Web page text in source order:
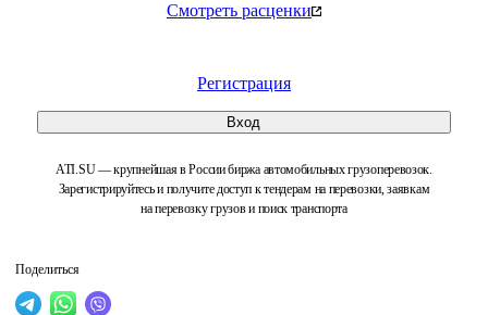
Смотреть расценки
Регистрация
Вход
ATI.SU — крупнейшая в России биржа автомобильных грузоперевозок.
Зарегистрируйтесь и получите доступ к тендерам на перевозки, заявкам
на перевозку грузов и поиск транспорта
Поделиться